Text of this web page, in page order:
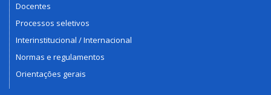
Docentes
Processos seletivos
Interinstitucional / Internacional
Normas e regulamentos
Orientações gerais